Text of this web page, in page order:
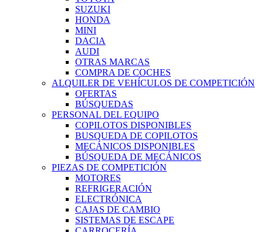
SUZUKI
HONDA
MINI
DACIA
AUDI
OTRAS MARCAS
COMPRA DE COCHES
ALQUILER DE VEHÍCULOS DE COMPETICIÓN
OFERTAS
BÚSQUEDAS
PERSONAL DEL EQUIPO
COPILOTOS DISPONIBLES
BUSQUEDA DE COPILOTOS
MECÁNICOS DISPONIBLES
BÚSQUEDA DE MECÁNICOS
PIEZAS DE COMPETICIÓN
MOTORES
REFRIGERACIÓN
ELECTRÓNICA
CAJAS DE CAMBIO
SISTEMAS DE ESCAPE